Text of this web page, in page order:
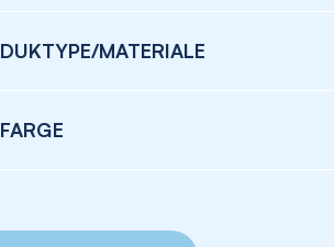
DUKTYPE/MATERIALE
FARGE